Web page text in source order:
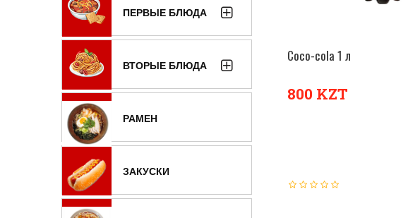
Coco-cola 1 л
800 KZT
ПЕРВЫЕ БЛЮДА
ВТОРЫЕ БЛЮДА
РАМЕН
ЗАКУСКИ